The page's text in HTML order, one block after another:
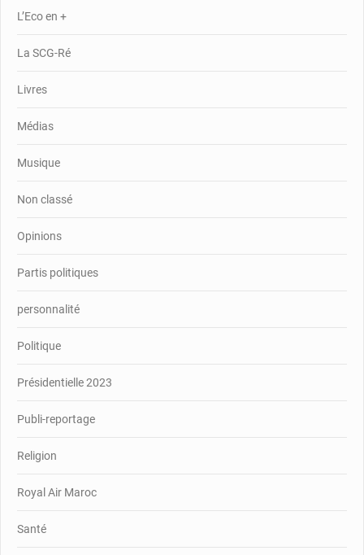
L’Eco en +
La SCG-Ré
Livres
Médias
Musique
Non classé
Opinions
Partis politiques
personnalité
Politique
Présidentielle 2023
Publi-reportage
Religion
Royal Air Maroc
Santé